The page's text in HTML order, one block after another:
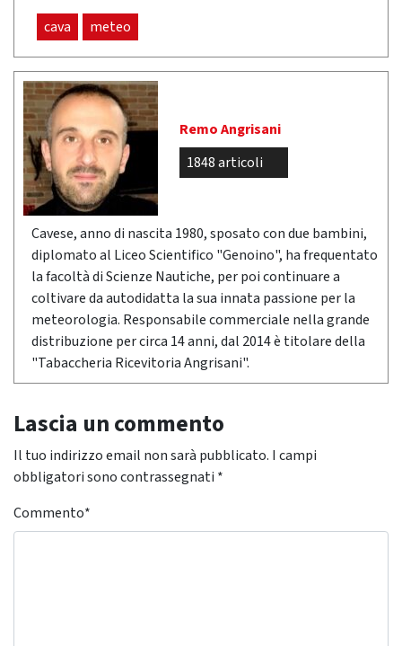
cava meteo
Remo Angrisani
1848 articoli
Cavese, anno di nascita 1980, sposato con due bambini,
diplomato al Liceo Scientifico "Genoino", ha frequentato
la facoltà di Scienze Nautiche, per poi continuare a
coltivare da autodidatta la sua innata passione per la
meteorologia. Responsabile commerciale nella grande
distribuzione per circa 14 anni, dal 2014 è titolare della
"Tabaccheria Ricevitoria Angrisani".
Lascia un commento
Il tuo indirizzo email non sarà pubblicato. I campi
obbligatori sono contrassegnati *
Commento*